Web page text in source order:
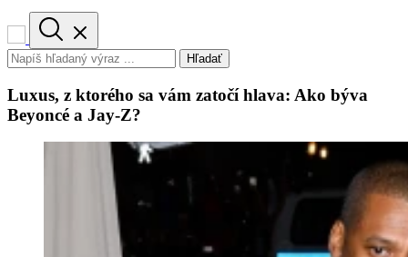
Hľadať
Luxus, z ktorého sa vám zatočí hlava: Ako býva
Beyoncé a Jay-Z?